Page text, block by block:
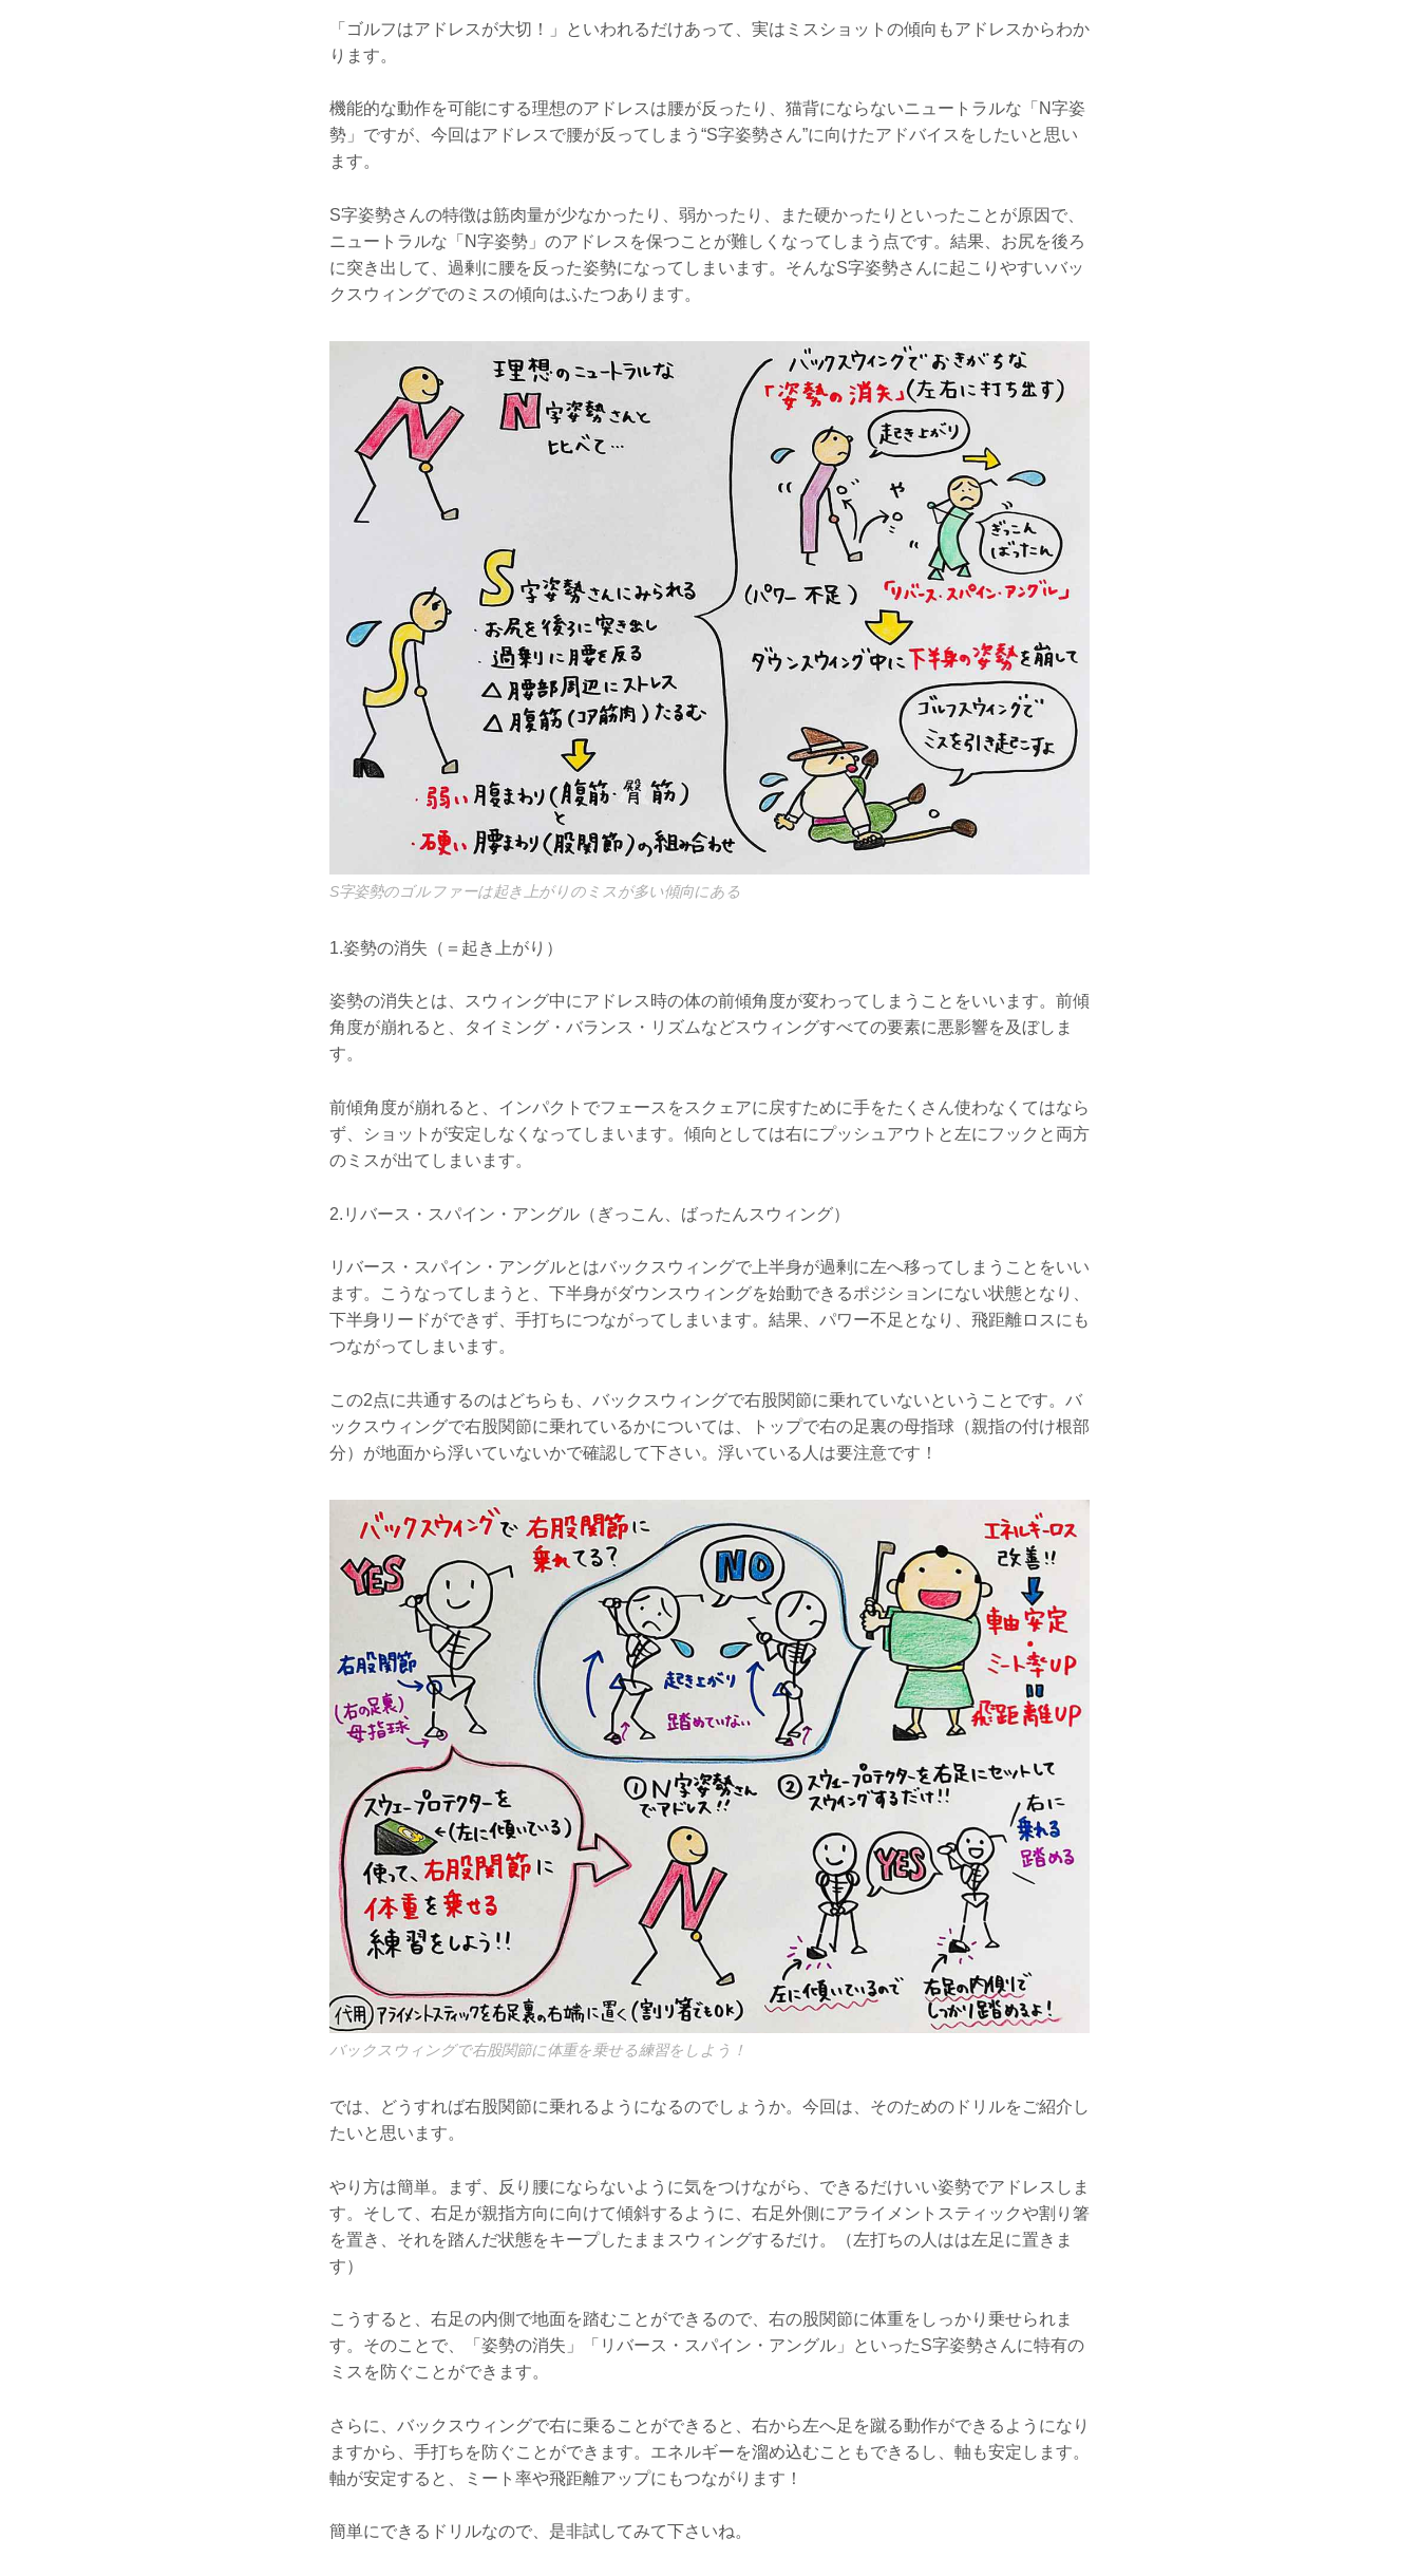
「ゴルフはアドレスが大切！」といわれるだけあって、実はミスショットの傾向もアドレスからわか
ります。
機能的な動作を可能にする理想のアドレスは腰が反ったり、猫背にならないニュートラルな「N字姿
勢」ですが、今回はアドレスで腰が反ってしまう“S字姿勢さん”に向けたアドバイスをしたいと思い
ます。
S字姿勢さんの特徴は筋肉量が少なかったり、弱かったり、また硬かったりといったことが原因で、
ニュートラルな「N字姿勢」のアドレスを保つことが難しくなってしまう点です。結果、お尻を後ろ
に突き出して、過剰に腰を反った姿勢になってしまいます。そんなS字姿勢さんに起こりやすいバッ
クスウィングでのミスの傾向はふたつあります。
S字姿勢のゴルファーは起き上がりのミスが多い傾向にある
1.姿勢の消失（＝起き上がり）
姿勢の消失とは、スウィング中にアドレス時の体の前傾角度が変わってしまうことをいいます。前傾
角度が崩れると、タイミング・バランス・リズムなどスウィングすべての要素に悪影響を及ぼしま
す。
前傾角度が崩れると、インパクトでフェースをスクェアに戻すために手をたくさん使わなくてはなら
ず、ショットが安定しなくなってしまいます。傾向としては右にプッシュアウトと左にフックと両方
のミスが出てしまいます。
2.リバース・スパイン・アングル（ぎっこん、ばったんスウィング）
リバース・スパイン・アングルとはバックスウィングで上半身が過剰に左へ移ってしまうことをいい
ます。こうなってしまうと、下半身がダウンスウィングを始動できるポジションにない状態となり、
下半身リードができず、手打ちにつながってしまいます。結果、パワー不足となり、飛距離ロスにも
つながってしまいます。
この2点に共通するのはどちらも、バックスウィングで右股関節に乗れていないということです。バ
ックスウィングで右股関節に乗れているかについては、トップで右の足裏の母指球（親指の付け根部
分）が地面から浮いていないかで確認して下さい。浮いている人は要注意です！
バックスウィングで右股関節に体重を乗せる練習をしよう！
では、どうすれば右股関節に乗れるようになるのでしょうか。今回は、そのためのドリルをご紹介し
たいと思います。
やり方は簡単。まず、反り腰にならないように気をつけながら、できるだけいい姿勢でアドレスしま
す。そして、右足が親指方向に向けて傾斜するように、右足外側にアライメントスティックや割り箸
を置き、それを踏んだ状態をキープしたままスウィングするだけ。（左打ちの人はは左足に置きま
す）
こうすると、右足の内側で地面を踏むことができるので、右の股関節に体重をしっかり乗せられま
す。そのことで、「姿勢の消失」「リバース・スパイン・アングル」といったS字姿勢さんに特有の
ミスを防ぐことができます。
さらに、バックスウィングで右に乗ることができると、右から左へ足を蹴る動作ができるようになり
ますから、手打ちを防ぐことができます。エネルギーを溜め込むこともできるし、軸も安定します。
軸が安定すると、ミート率や飛距離アップにもつながります！
簡単にできるドリルなので、是非試してみて下さいね。